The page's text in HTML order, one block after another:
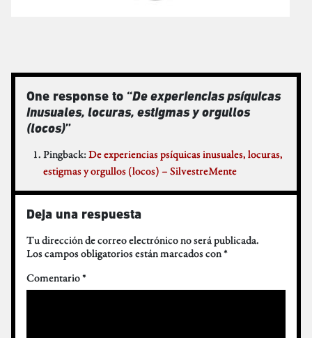
One response to “De experiencias psíquicas
inusuales, locuras, estigmas y orgullos
(locos)”
Pingback:De experiencias psíquicas inusuales, locuras,
estigmas y orgullos (locos) – SilvestreMente
Deja una respuesta
Tu dirección de correo electrónico no será publicada.
Los campos obligatorios están marcados con*
Comentario*